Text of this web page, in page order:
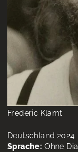
Frederic Klamt
Deutschland 2024
Sprache: Ohne